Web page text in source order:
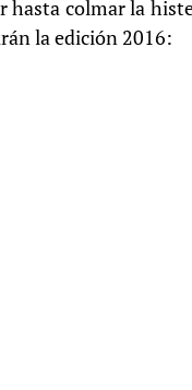
hasta colmar la
la edición 2016: